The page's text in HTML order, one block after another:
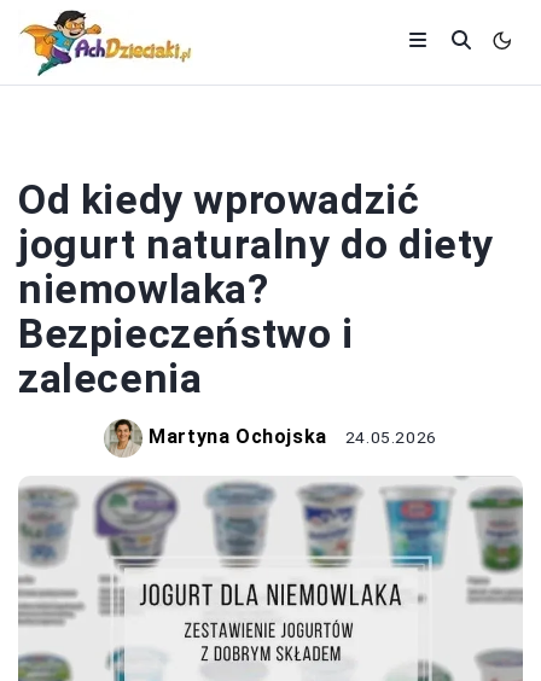
Od kiedy wprowadzić
jogurt naturalny do diety
niemowlaka?
Bezpieczeństwo i
zalecenia
Martyna Ochojska 24.05.2026